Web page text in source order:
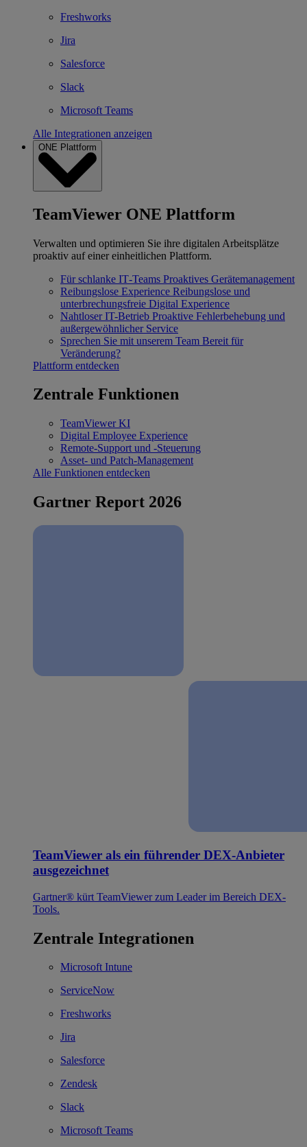
Freshworks
Jira
Salesforce
Slack
Microsoft Teams
Alle Integrationen anzeigen
ONE Plattform
TeamViewer ONE Plattform
Verwalten und optimieren Sie ihre digitalen Arbeitsplätze
proaktiv auf einer einheitlichen Plattform.
Für schlanke IT‐Teams Proaktives Gerätemanagement
Reibungslose Experience Reibungslose und
unterbrechungsfreie Digital Experience
Nahtloser IT-Betrieb Proaktive Fehlerbehebung und
außergewöhnlicher Service
Sprechen Sie mit unserem Team Bereit für
Veränderung?
Plattform entdecken
Zentrale Funktionen
TeamViewer KI
Digital Employee Experience
Remote-Support und -Steuerung
Asset- und Patch-Management
Alle Funktionen entdecken
Gartner Report 2026
TeamViewer als ein führender DEX-Anbieter
ausgezeichnet
Gartner® kürt TeamViewer zum Leader im Bereich DEX-
Tools.
Zentrale Integrationen
Microsoft Intune
ServiceNow
Freshworks
Jira
Salesforce
Zendesk
Slack
Microsoft Teams